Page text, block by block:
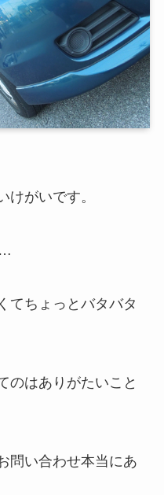
けがいです。
てちょっとバタバタ
のはありがたいこと
問い合わせ本当にあ